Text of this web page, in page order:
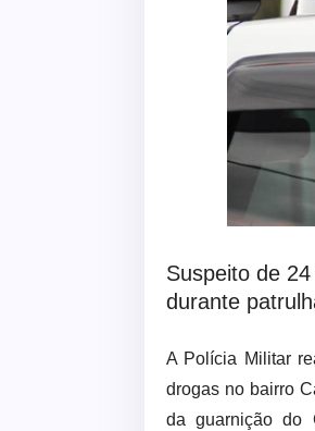
Suspeito de
durante
A Polícia Militar
drogas no bairro
da guarnição do